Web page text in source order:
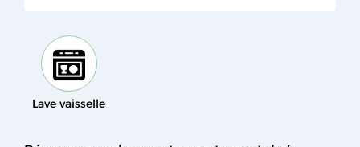
Lave vaisselle